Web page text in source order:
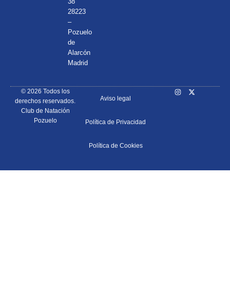
28223
–
Pozuelo
de
Alarcón
Madrid
© 2026 Todos los
derechos reservados.
Club de Natación
Pozuelo
Aviso legal
Política de Privacidad
Política de Cookies